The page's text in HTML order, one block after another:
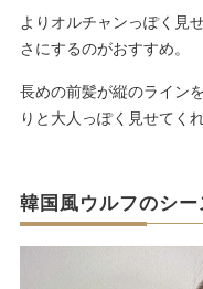
よりオルチャンっぽく見
さにするのがおすすめ。
長めの前髪が縦のライン
りと大人っぽく見せてく
韓国風ウルフのシ